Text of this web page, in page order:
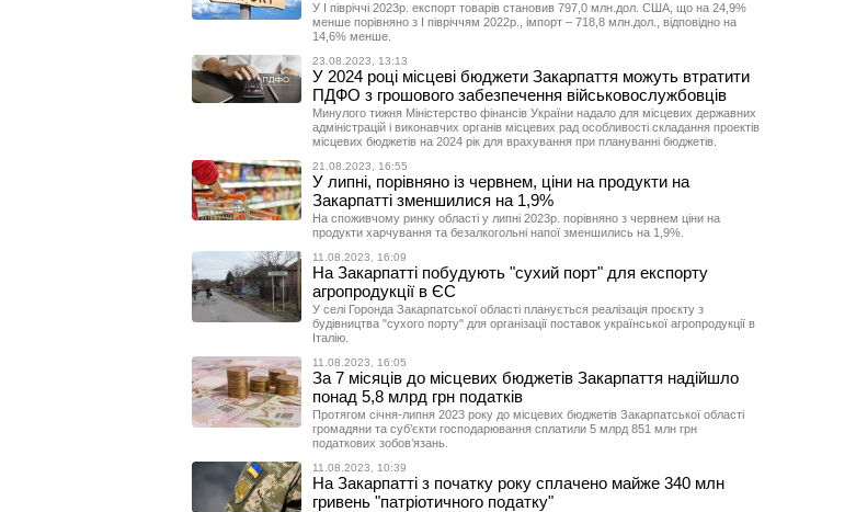
У І півріччі 2023р. експорт товарів становив 797,0 млн.дол. США, що на 24,9%
менше порівняно з І півріччям 2022р., імпорт – 718,8 млн.дол., відповідно на
14,6% менше.
23.08.2023, 13:13
У 2024 році місцеві бюджети Закарпаття можуть втратити
ПДФО з грошового забезпечення військовослужбовців
Минулого тижня Міністерство фінансів України надало для місцевих державних
адміністрацій і виконавчих органів місцевих рад особливості складання проектів
місцевих бюджетів на 2024 рік для врахування при плануванні бюджетів.
21.08.2023, 16:55
У липні, порівняно із червнем, ціни на продукти на
Закарпатті зменшилися на 1,9%
На споживчому ринку області у липні 2023р. порівняно з червнем ціни на
продукти харчування та безалкогольні напої зменшились на 1,9%.
11.08.2023, 16:09
На Закарпатті побудують "сухий порт" для експорту
агропродукції в ЄС
У селі Горонда Закарпатської області планується реалізація проєкту з
будівництва "сухого порту" для організації поставок української агропродукції в
Італію.
11.08.2023, 16:05
За 7 місяців до місцевих бюджетів Закарпаття надійшло
понад 5,8 млрд грн податків
Протягом січня-липня 2023 року до місцевих бюджетів Закарпатської області
громадяни та суб’єкти господарювання сплатили 5 млрд 851 млн грн
податкових зобов’язань.
11.08.2023, 10:39
На Закарпатті з початку року сплачено майже 340 млн
гривень "патріотичного податку"